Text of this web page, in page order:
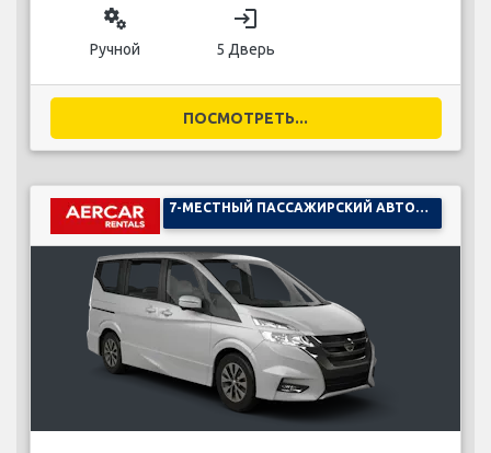
miscellaneous_services
Ручной
login
5 Дверь
ПОСМОТРЕТЬ...